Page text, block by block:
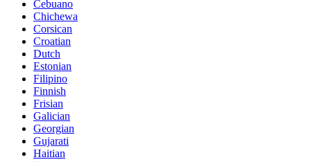
Cebuano
Chichewa
Corsican
Croatian
Dutch
Estonian
Filipino
Finnish
Frisian
Galician
Georgian
Gujarati
Haitian